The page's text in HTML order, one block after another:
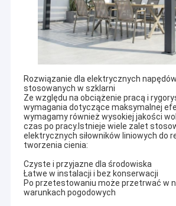
Rozwiązanie dla elektrycznych
stosowanych w szklarni
Ze względu na obciążenie pracą i
wymagania dotyczące maksymalnej
wymagamy również wysokiej jakości
czas po pracy.Istnieje wiele zalet
elektrycznych siłowników liniowych do
tworzenia cienia:
Czyste i przyjazne dla środowiska
Łatwe w instalacji i bez konserwacji
Po przetestowaniu może przetrwać w
warunkach pogodowych